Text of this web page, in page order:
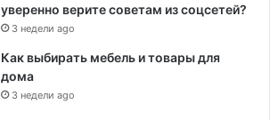
уверенно верите советам из соцсетей?
3 недели ago
Как выбирать мебель и товары для
дома
3 недели ago